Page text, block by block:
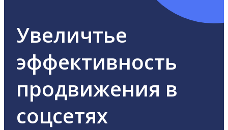
Увеличтье
эффективность
продвижения в
соцсетях